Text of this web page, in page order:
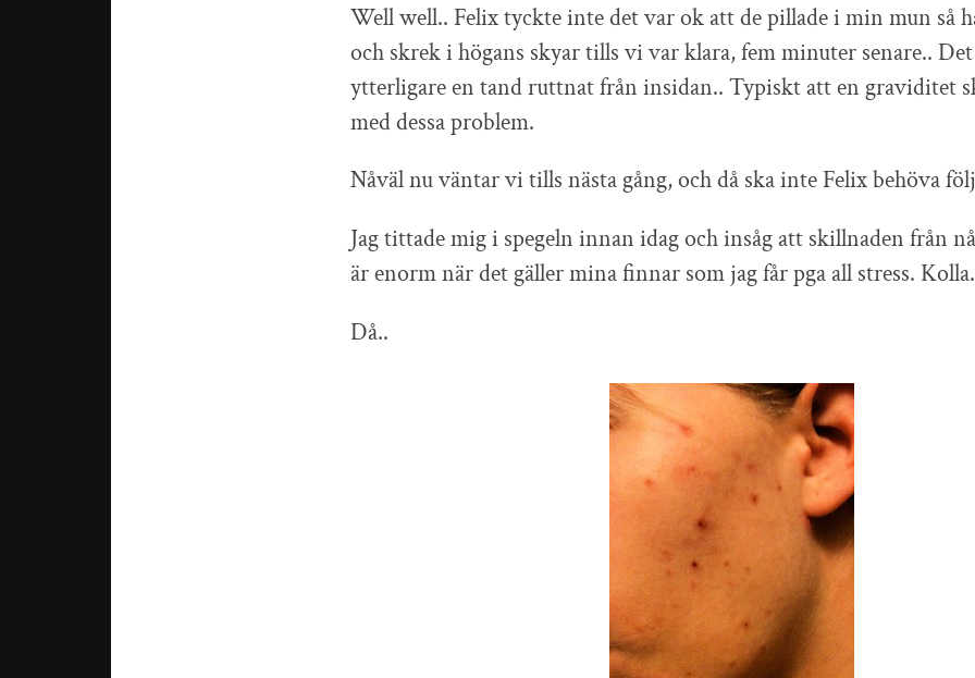
Well well.. Felix tyckte inte det var ok att de pillade i min mun så
och skrek i högans skyar tills vi var klara, fem minuter senare..
ytterligare en tand ruttnat från insidan.. Typiskt att en graviditet
med dessa problem.
Nåväl nu väntar vi tills nästa gång, och då ska inte Felix behöva
Jag tittade mig i spegeln innan idag och insåg att skillnaden från
är enorm när det gäller mina finnar som jag får pga all stress.
Då..